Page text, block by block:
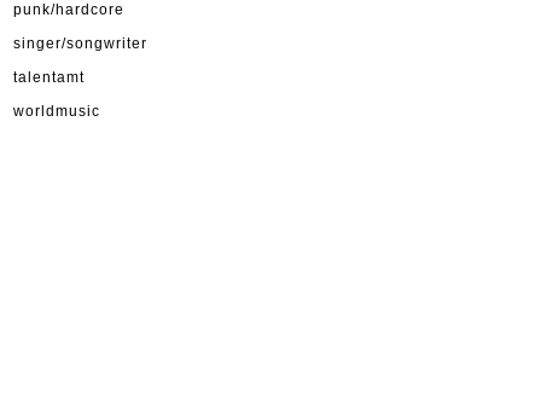
punk/hardcore
singer/songwriter
talentamt
worldmusic